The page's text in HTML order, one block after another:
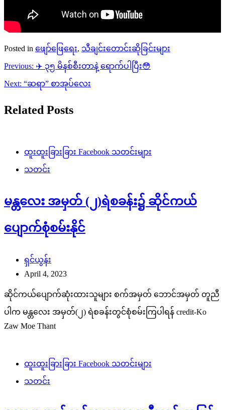
Posted in ဖျော်ဖြေရေး, သီချင်းတောင်းဆိုခြင်းများ
Post
navigation
Previous: ✈️ ၃၅ မိနစ်စီးတာနဲ့ ရောက်ပါပြီး😳
Next: “ဆရာ” စာအုပ်​လေး
Related Posts
ထူးထူးခြားခြား Facebook သတင်းများ
သတင်း
မန္တလေး အမှတ် (၂)ရဲစခန်း၌ ဆိုင်ကယ်
ပျောက်စုံစမ်းနိုင်
ရှင်ယွန်း
April 4, 2023
ဆိုင်ကယ်ပျောက်ဆုံးထားသူများ စက်အမှတ် ဘောင်အမှတ် တူညီ
ပါက မန္တလေး အမှတ်(၂) ရဲစခန်းတွင်စုံစမ်းကြပါရန် credit-Ko
Zaw Moe Thant
ထူးထူးခြားခြား Facebook သတင်းများ
သတင်း